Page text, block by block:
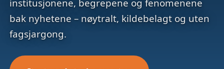
institusjonene, begrepene og fenomenene
bak nyhetene – nøytralt, kildebelagt og uten
fagsjargong.